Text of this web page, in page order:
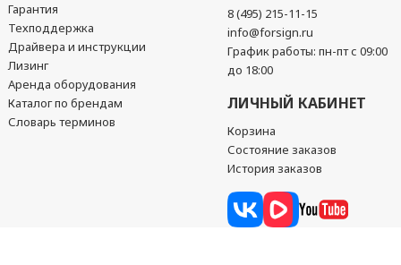
Гарантия
Техподдержка
Драйвера и инструкции
Лизинг
Аренда оборудования
Каталог по брендам
Словарь терминов
8 (495) 215-11-15
info@forsign.ru
График работы: пн-пт с 09:00
до 18:00
ЛИЧНЫЙ КАБИНЕТ
Корзина
Состояние заказов
История заказов